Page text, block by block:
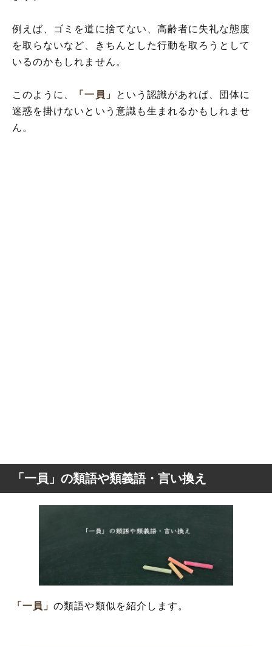
例えば、ゴミを道に捨てない、高齢者に失礼な態度
を取らないなど、きちんとした行動を取ろうとして
いるのかもしれません。
このように、 「一員」
という認識があれば、団体に
迷惑を掛けないという意識も生まれるかもしれませ
ん。
「一員」の類語や類義語・言い換え
「一員」の類語や類似を紹介します。